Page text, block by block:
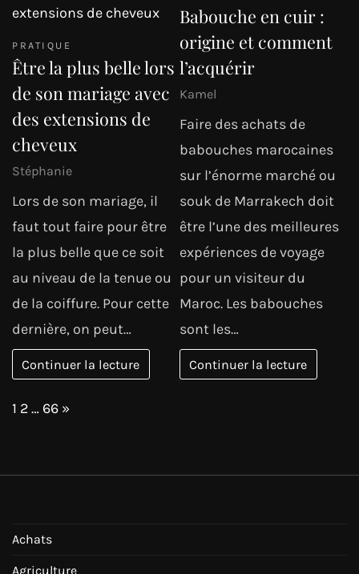
PRATIQUE
Être la plus belle lors
de son mariage avec
des extensions de
cheveux
Stéphanie
Lors de son mariage, il
faut tout faire pour être
la plus belle que ce soit
au niveau de la tenue ou
de la coiffure. Pour cette
dernière, on peut…
Continuer la lecture
Babouche en cuir :
origine et comment
l’acquérir
Kamel
Faire des achats de
babouches marocaines
sur l’énorme marché ou
souk de Marrakech doit
être l’une des meilleures
expériences de voyage
pour un visiteur du
Maroc. Les babouches
sont les…
Continuer la lecture
Page:
1 2… 66 Next
»
Achats
Agriculture